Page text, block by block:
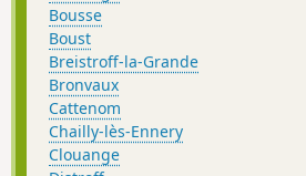
Bousse
Boust
Breistroff-la-Grande
Bronvaux
Cattenom
Chailly-lès-Ennery
Clouange